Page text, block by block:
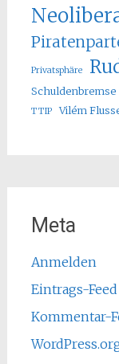
Privatsphäre
Schuldenbremse
TTIP
Vilém
Meta
Anmelden
Eintrags-Feed
Kommentar-